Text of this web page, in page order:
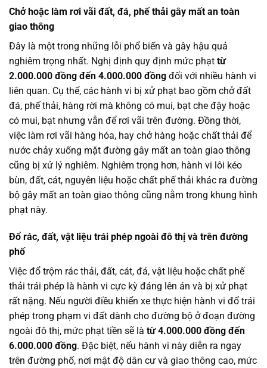
Chở hoặc làm rơi vãi đất, đá, phế thải gây mất an toàn
giao thông
Đây là một trong những lỗi phổ biến và gây hậu quả
nghiêm trọng nhất. Nghị định quy định mức phạt từ
2.000.000 đồng đến 4.000.000 đồng đối với nhiều hành vi
liên quan. Cụ thể, các hành vi bị xử phạt bao gồm chở đất
đá, phế thải, hàng rời mà không có mui, bạt che đậy hoặc
có mui, bạt nhưng vẫn để rơi vãi trên đường. Đồng thời,
việc làm rơi vãi hàng hóa, hay chở hàng hoặc chất thải để
nước chảy xuống mặt đường gây mất an toàn giao thông
cũng bị xử lý nghiêm. Nghiêm trọng hơn, hành vi lôi kéo
bùn, đất, cát, nguyên liệu hoặc chất phế thải khác ra đường
bộ gây mất an toàn giao thông cũng nằm trong khung hình
phạt này.
Đổ rác, đất, vật liệu trái phép ngoài đô thị và trên đường
phố
Việc đổ trộm rác thải, đất, cát, đá, vật liệu hoặc chất phế
thải trái phép là hành vi cực kỳ đáng lên án và bị xử phạt
rất nặng. Nếu người điều khiển xe thực hiện hành vi đổ trái
phép trong phạm vi đất dành cho đường bộ ở đoạn đường
ngoài đô thị, mức phạt tiền sẽ là từ 4.000.000 đồng đến
6.000.000 đồng. Đặc biệt, nếu hành vi này diễn ra ngay
trên đường phố, nơi mật độ dân cư và giao thông cao, mức